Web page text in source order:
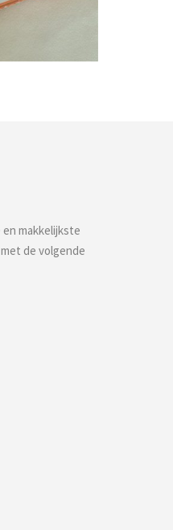
makkelijkste
de volgende